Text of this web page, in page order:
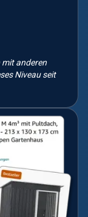
mit anderen
Niveau seit